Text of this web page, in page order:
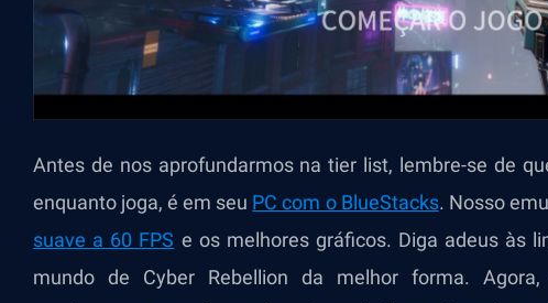
Antes de nos aprofundarmos na tier list, lembre-se de
enquanto joga, é em seu PC com o BlueStacks. Nosso
suave a 60 FPS e os melhores gráficos. Diga adeus às
mundo de Cyber Rebellion da melhor forma.